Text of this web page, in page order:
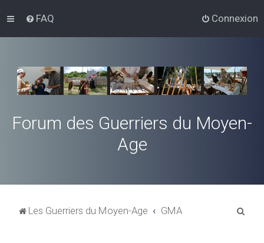
FAQ Connexion
Forum des Guerriers du Moyen-
Age
Les Guerriers du Moyen-Age GMA